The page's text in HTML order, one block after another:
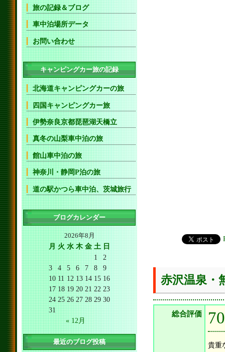
赤沢温泉・
総合評価
貴重
旅の記録＆ブログ
車中泊場所データ
お問い合わせ
キャンピングカー旅の記録
北海道キャンピングカーの旅
四国キャンピングカー旅
伊勢奈良京都琵琶湖天橋立
真冬の山梨車中泊の旅
館山車中泊の旅
神奈川・静岡P泊の旅
道の駅かつら車中泊、茨城旅行
ブログカレンダー
2026年8月
月 火 水 木 金 土 日
1
2
3
4 5 6 7 8
9
10 11 12 13 14 15 16
17 18 19 20 21 22 23
24 25 26 27 28 29 30
31
« 12月
最近のブログ投稿